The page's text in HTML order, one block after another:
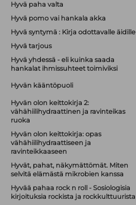
Hyvä paha valta
Hyvä pomo vai hankala akka
Hyvä syntymä : Kirja odottavalle äidille
Hyvä tarjous
Hyvä yhdessä - eli kuinka saada
hankalat ihmissuhteet toimiviksi
Hyvän kääntöpuoli
Hyvän olon keittokirja 2:
vähähiilihydraattinen ja ravinteikas
ruoka
Hyvän olon keittokirja: opas
vähähiilihydraattiseen ja
ravinteikkaaseen
Hyvät, pahat, näkymättömät. Miten
selvitä elämästä mikrobien kanssa
Hyvää pahaa rock n roll - Sosiologisia
kirjoituksia rockista ja rockkulttuurista